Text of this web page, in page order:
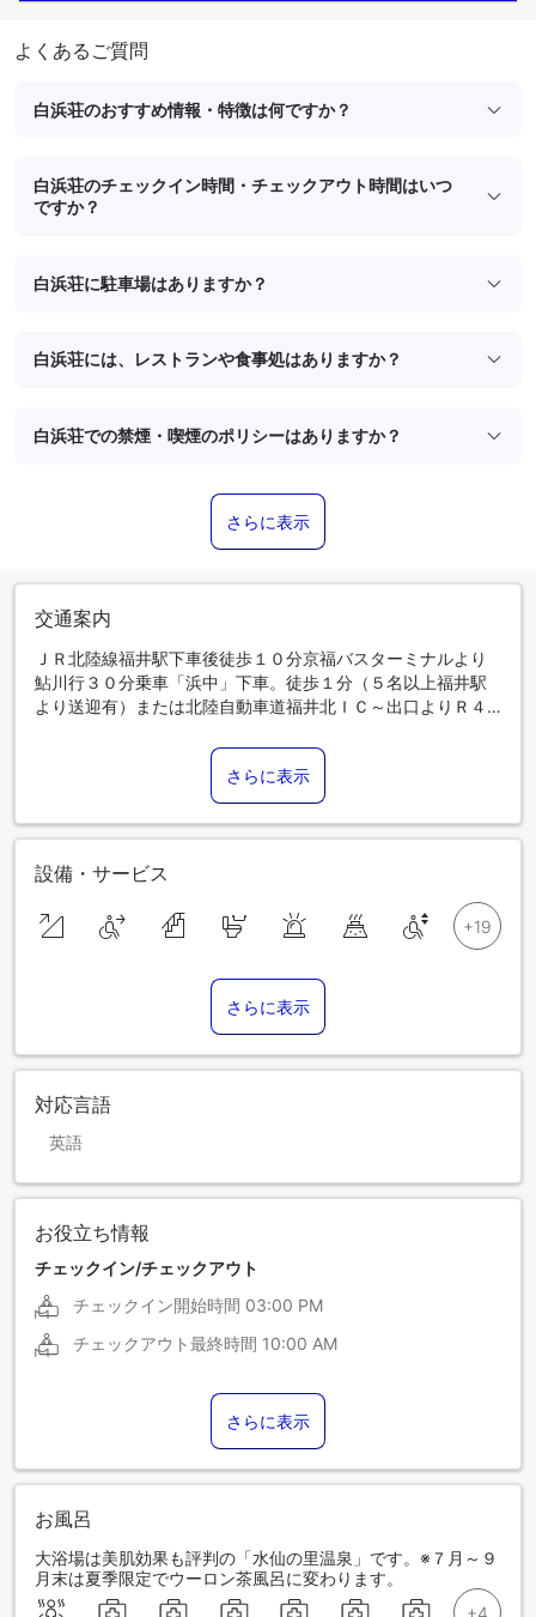
よくあるご質問
白浜荘のおすすめ情報・特徴は何ですか？
白浜荘のチェックイン時間・チェックアウト時間はいつ
ですか？
白浜荘に駐車場はありますか？
白浜荘には、レストランや食事処はありますか？
白浜荘での禁煙・喫煙のポリシーはありますか？
さらに表示
交通案内
ＪＲ北陸線福井駅下車後徒歩１０分京福バスターミナルより
鮎川行３０分乗車「浜中」下車。徒歩１分（５名以上福井駅
より送迎有）または北陸自動車道福井北ＩＣ～出口よりＲ４
さらに表示
設備・サービス
さらに表示
対応言語
英語
お役立ち情報
チェックイン/チェックアウト
チェックイン開始時間 03:00 PM
チェックアウト最終時間 10:00 AM
さらに表示
お風呂
大浴場は美肌効果も評判の「水仙の里温泉」です。※７月～９
月末は夏季限定でウーロン茶風呂に変わります。